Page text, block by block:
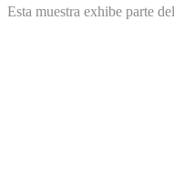
Esta muestra exhibe parte